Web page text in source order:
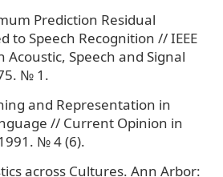
Prediction Residual
to Speech Recognition // IEEE
Acoustic, Speech and Signal
№ 1.
and Representation in
// Current Opinion in
№ 4 (6).
across Cultures. Ann Arbor: